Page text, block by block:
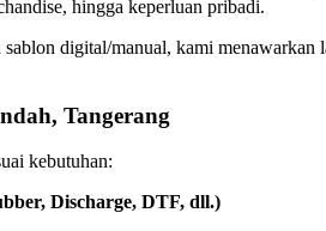
hingga keperluan pribadi.
digital/manual, kami
Tangerang
kebutuhan:
Discharge, DTF, dll.)